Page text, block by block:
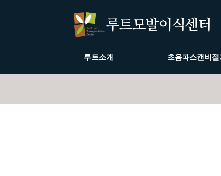
루트소개 초음파스캔비절